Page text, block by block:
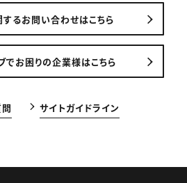
るお問い合わせはこちら
でお困りの企業様はこちら
サイトガイドライン